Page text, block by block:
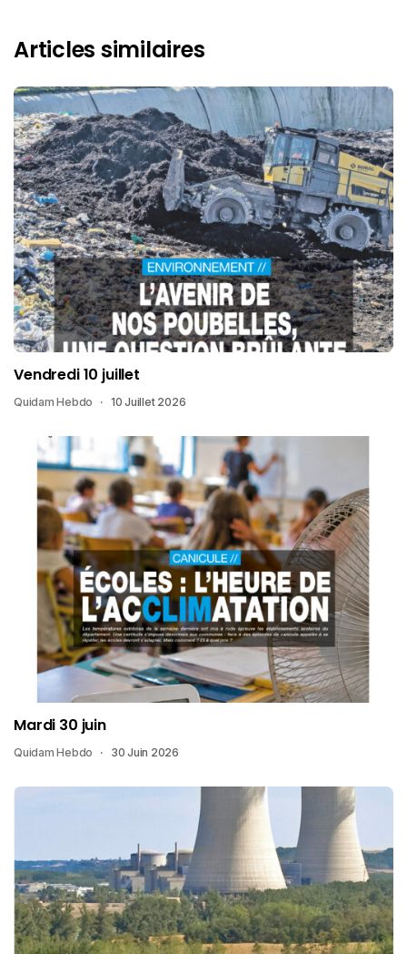
Articles similaires
Vendredi 10 juillet
Quidam Hebdo 10 Juillet 2026
Mardi 30 juin
Quidam Hebdo 30 Juin 2026